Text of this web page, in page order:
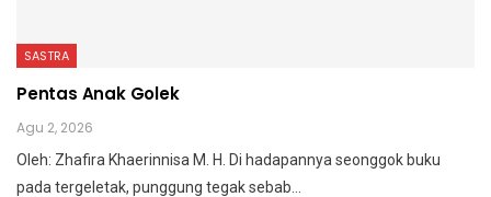
SASTRA
Pentas Anak Golek
Agu 2, 2026
Oleh: Zhafira Khaerinnisa M. H.
Di hadapannya seonggok buku
pada tergeletak, punggung tegaksebab